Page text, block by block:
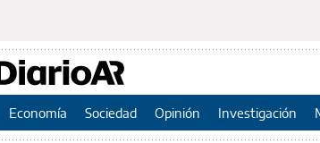
Economía Sociedad Opinión Investigación